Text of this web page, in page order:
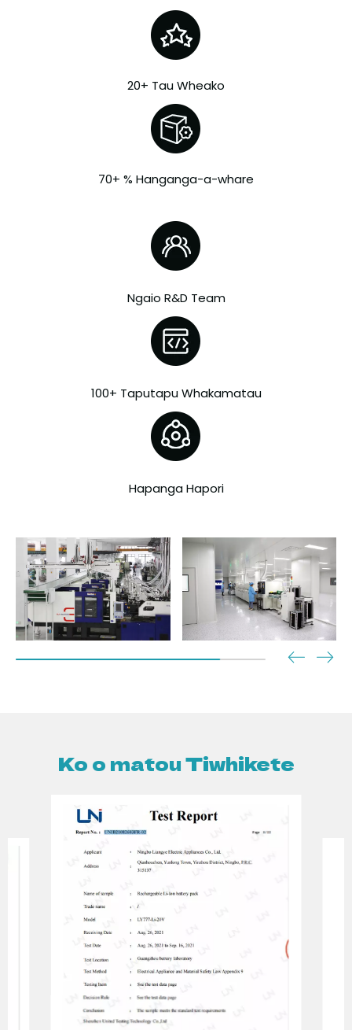
20+ Tau Wheako
70+ % Hanganga-a-whare
Ngaio R&D Team
100+ Taputapu Whakamatau
Hapanga Hapori
Ko o matou Tiwhikete